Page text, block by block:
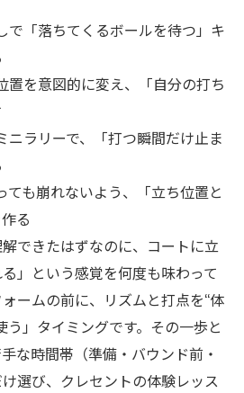
で「落ちてくるボールを待つ」キ
置を意図的に変え、「自分の打ち
ニラリーで、「打つ瞬間だけ止ま
ても崩れないよう、「立ち位置と
る
できたはずなのに、コートに立
」という感覚を何度も味わって
ームの前に、リズムと打点を“体
う」タイミングです。その一歩と
な時間帯（準備・バウンド前・
選び、クレセントの体験レッス